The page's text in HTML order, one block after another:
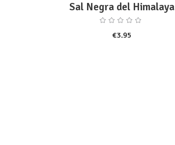
Sal Negra del Himalaya
€3.95